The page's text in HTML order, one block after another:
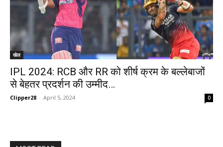
खेल
IPL 2024: RCB और RR को शीर्ष क्रम के बल्लेबाजों
से बेहतर प्रदर्शन की उम्मीद…
Clipper28 - April 5, 2024 0